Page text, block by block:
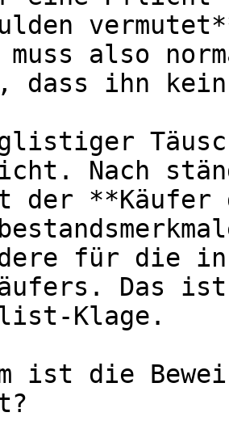
muss also
dass ihn
Nach
der
für die
Das
Klage.
ist die